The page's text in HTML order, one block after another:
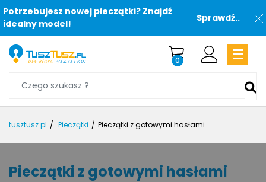
Potrzebujesz nowej pieczątki? Znajdź
idealny model!
Sprawdź..
0
tusztusz.pl Pieczątki Pieczątki z gotowymi hasłami
Pieczątki z gotowymi hasłami